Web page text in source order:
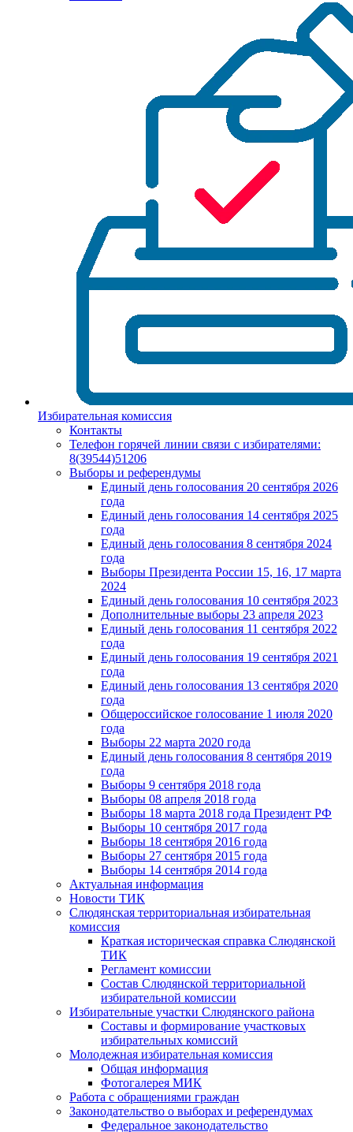
Избирательная комиссия
Контакты
Телефон горячей линии связи с избирателями:
8(39544)51206
Выборы и референдумы
Единый день голосования 20 сентября 2026
года
Единый день голосования 14 сентября 2025
года
Единый день голосования 8 сентября 2024
года
Выборы Президента России 15, 16, 17 марта
2024
Единый день голосования 10 сентября 2023
Дополнительные выборы 23 апреля 2023
Единый день голосования 11 сентября 2022
года
Единый день голосования 19 сентября 2021
года
Единый день голосования 13 сентября 2020
года
Общероссийское голосование 1 июля 2020
года
Выборы 22 марта 2020 года
Единый день голосования 8 сентября 2019
года
Выборы 9 сентября 2018 года
Выборы 08 апреля 2018 года
Выборы 18 марта 2018 года Президент РФ
Выборы 10 сентября 2017 года
Выборы 18 сентября 2016 года
Выборы 27 сентября 2015 года
Выборы 14 сентября 2014 года
Актуальная информация
Новости ТИК
Слюдянская территориальная избирательная
комиссия
Краткая историческая справка Слюдянской
ТИК
Регламент комиссии
Состав Слюдянской территориальной
избирательной комиссии
Избирательные участки Слюдянского района
Составы и формирование участковых
избирательных комиссий
Молодежная избирательная комиссия
Общая информация
Фотогалерея МИК
Работа с обращениями граждан
Законодательство о выборах и референдумах
Федеральное законодательство